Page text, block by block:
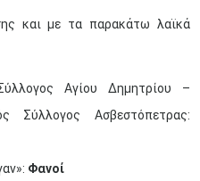
και με τα παρακάτω λαϊκά
Αγίου Δημητρίου –
Σύλλογος Ασβεστόπετρας:
Φανοί